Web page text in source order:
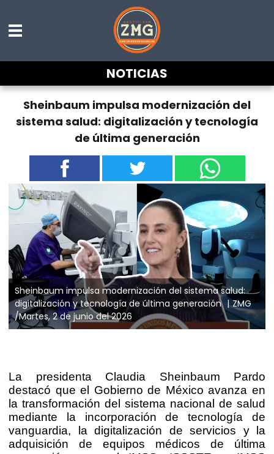
NOTICIAS
Sheinbaum impulsa modernización del
sistema salud: digitalización y tecnología
de última generación
Sheinbaum impulsa modernización del sistema salud:
digitalización y tecnología de última generación
ZMG
/Martes, 2 de junio del 2026
La presidenta Claudia Sheinbaum Pardo
destacó que el Gobierno de México avanza en
la transformación del sistema nacional de salud
mediante la incorporación de tecnología de
vanguardia, la digitalización de servicios y la
adquisición de equipos médicos de última